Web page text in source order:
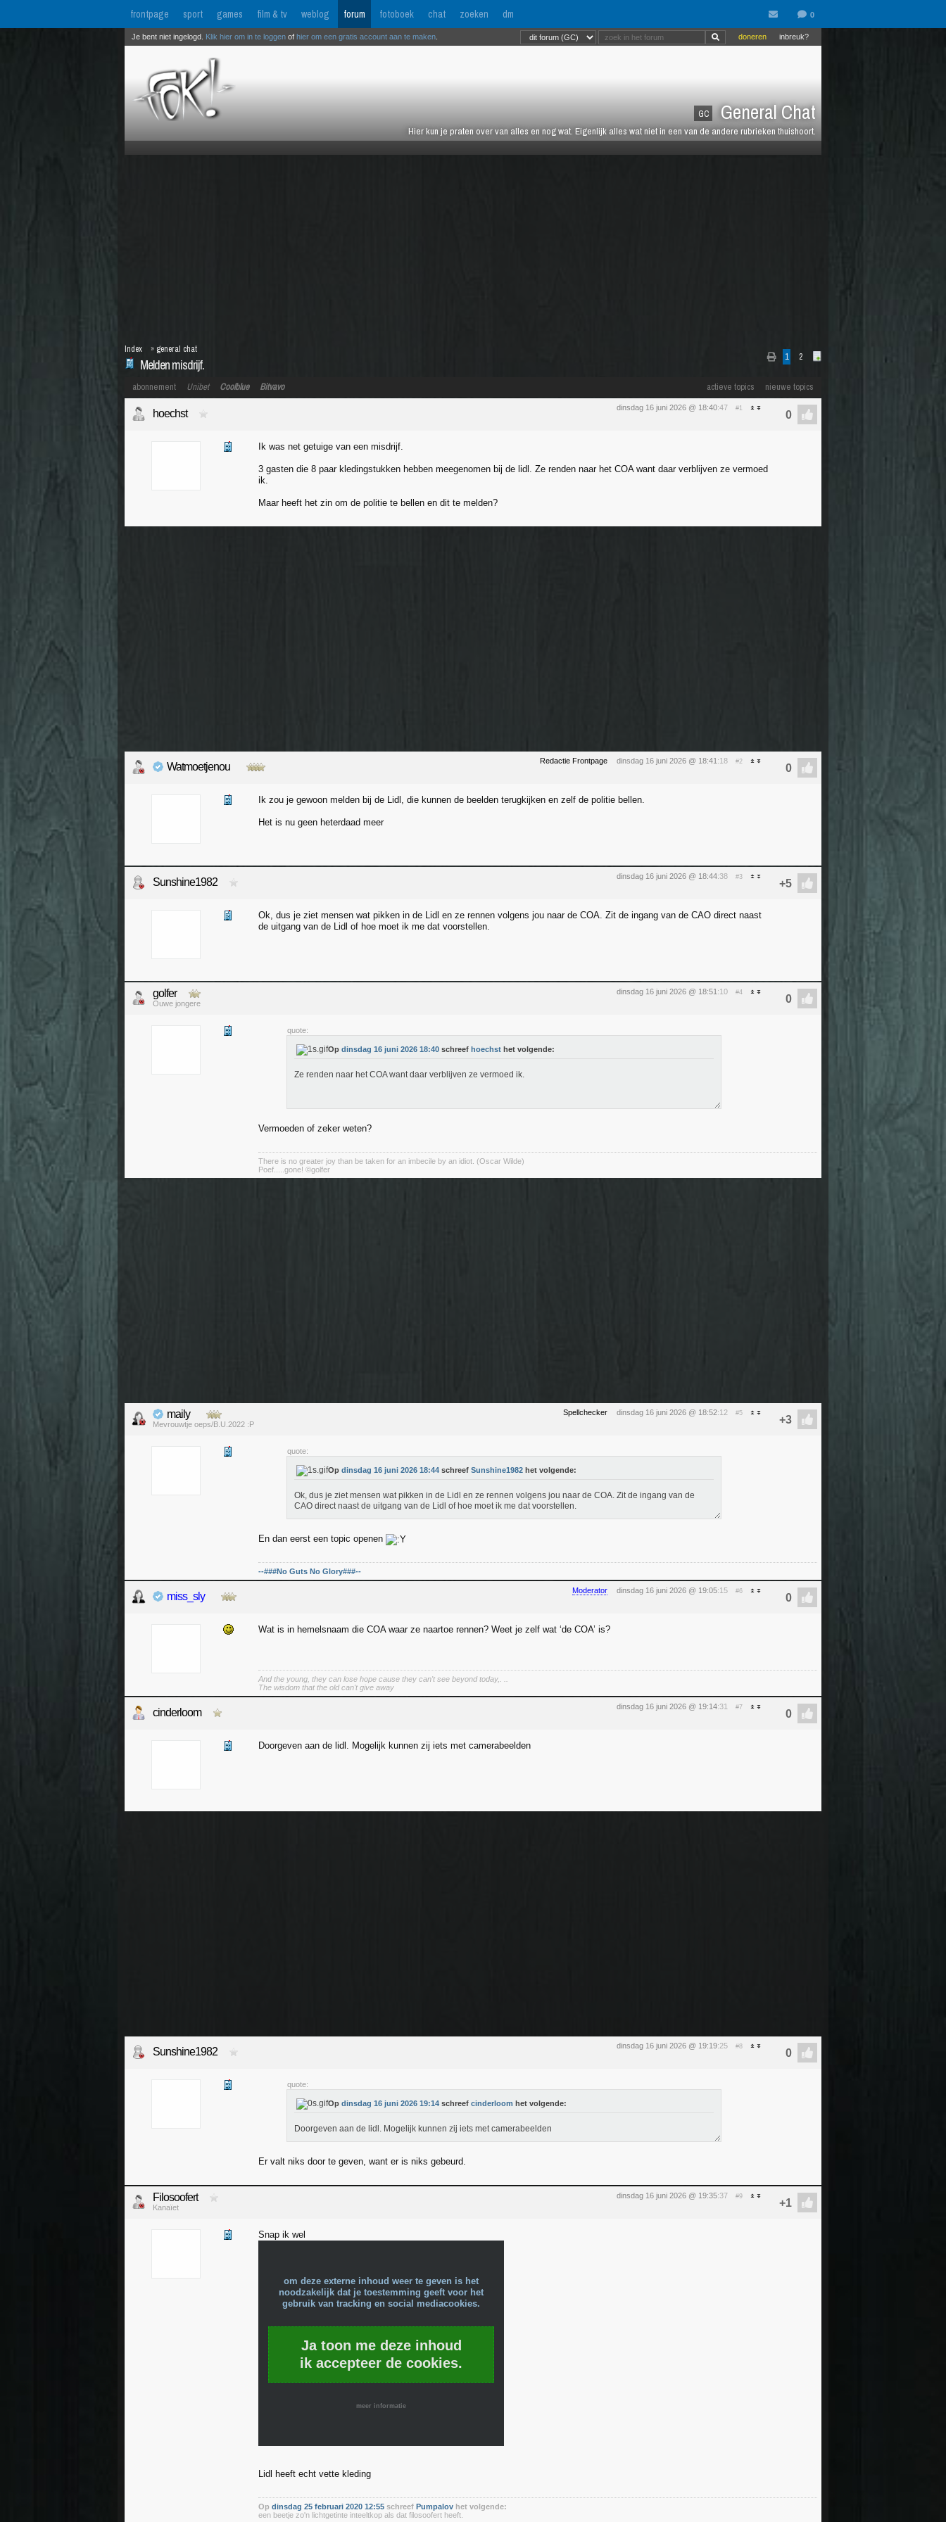
frontpage sport games film & tv weblog forum fotoboek chat zoeken dm
GC General Chat
Hier kun je praten over van alles en nog wat. Eigenlijk alles wat niet in een van de andere rubrieken thuishoort.
inbreuk?
doneren
Je bent niet ingelogd. Klik hier om in te loggen of hier om een gratis account aan te maken
1 2
Melden misdrijf.
Index » general chat
actieve topics nieuwe topics
abonnement Unibet Coolblue Bitvavo
dinsdag 16 juni 2026 @ 18:40:47 #1
hoechst
Ik was net getuige van een misdrijf.
3 gasten die 8 paar kledingstukken hebben meegenomen bij de lidl. Ze renden naar het COA want daar verblijven ze vermoed
ik.
Maar heeft het zin om de politie te bellen en dit te melden?
Redactie Frontpage dinsdag 16 juni 2026 @ 18:41 :18 #2
Watmoetjenou
Ik zou je gewoon melden bij de Lidl, die kunnen de beelden terugkijken en zelf de politie bellen.
Het is nu geen heterdaad meer
dinsdag 16 juni 2026 @ 18:44:38 #3
Sunshine1982
Ok, dus je ziet mensen wat pikken in de Lidl en ze rennen volgens jou naar de COA. Zit de ingang van de CAO direct naast
de uitgang van de Lidl of hoe moet ik me dat voorstellen.
dinsdag 16 juni 2026 @ 18:51 :10 #4
golfer
Ouwe jongere
quote:
Op dinsdag 16 juni 2026 18:40 schreef hoechst het volgende:
Ze renden naar het COA want daar verblijven ze vermoed ik.
Vermoeden of zeker weten?
There is no greater joy than be taken for an imbecile by an idiot. (Oscar Wilde)
Poef.....gone! ©golfer
Spellchecker dinsdag 16 juni 2026 @ 18:52:12 #5
maily
Mevrouwtje oeps/B.U.2022 :P
quote:
Op dinsdag 16 juni 2026 18:44 schreef Sunshine1982 het volgende:
Ok, dus je ziet mensen wat pikken in de Lidl en ze rennen volgens jou naar de COA. Zit de ingang van de
CAO direct naast de uitgang van de Lidl of hoe moet ik me dat voorstellen.
En dan eerst een topic openen
--###No Guts No Glory###--
Moderator dinsdag 16 juni 2026 @ 19:05:15 #6
miss_sly
Wat is in hemelsnaam die COA waar ze naartoe rennen? Weet je zelf wat ‘de COA’ is?
And the young, they can lose hope cause they can't see beyond today,. ..
The wisdom that the old can't give away
dinsdag 16 juni 2026 @ 19:14:31 #7
cinderloom
Doorgeven aan de lidl. Mogelijk kunnen zij iets met camerabeelden
dinsdag 16 juni 2026 @ 19:19:25 #8
Sunshine1982
quote:
Op dinsdag 16 juni 2026 19:14 schreef cinderloom het volgende:
Doorgeven aan de lidl. Mogelijk kunnen zij iets met camerabeelden
Er valt niks door te geven, want er is niks gebeurd.
dinsdag 16 juni 2026 @ 19:35:37 #9
Filosoofert
Kanaïet
Snap ik wel
om deze externe inhoud weer te geven is het
noodzakelijk dat je toestemming geeft voor het
gebruik van tracking en social mediacookies.
Ja toon me deze inhoud
ik accepteer de cookies.
meer informatie
Lidl heeft echt vette kleding
Op dinsdag 25 februari 2020 12:55 schreef Pumpalov het volgende:
een beetje zo'n lichtgetinte inteeltkop als dat filosoofert heeft.